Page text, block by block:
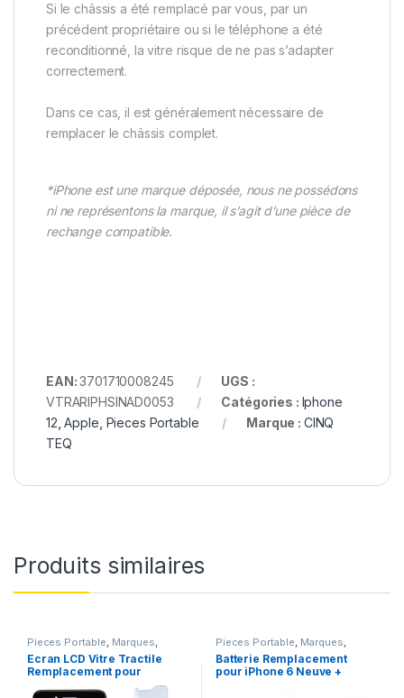
Si le châssis a été remplacé par vous, par un
précédent propriétaire ou si le téléphone a été
reconditionné, la vitre risque de ne pas s’adapter
correctement.
Dans ce cas, il est généralement nécessaire de
remplacer le châssis complet.
*iPhone est une marque déposée, nous ne possédons
ni ne représentons la marque, il s’agit d’une pièce de
rechange compatible.
EAN:3701710008245
UGS :
VTRARIPHSINAD0053
Catégories : Iphone
12 ,Apple Pieces Portable Marque : CINQ
TEQ
Produits similaires
Pieces Portable, Marques,
Apple iPhone 7
Ecran LCD Vitre Tractile
Remplacement pour
Pieces Portable, Marques,
Apple iPhone 6 , Batteries et
chargeurs,Batteries Apple
Batterie Remplacement
pour iPhone 6 Neuve +